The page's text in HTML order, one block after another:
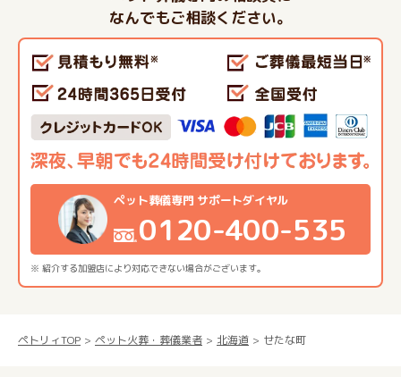
なんでもご相談ください。
※ 紹介する加盟店により対応できない場合がございます。
ペット葬儀専門 サポートダイヤル
0120-400-535
ペトリィTOP ペット火葬・葬儀業者 北海道 せたな町